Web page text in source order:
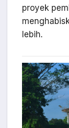
proyek
lebih.